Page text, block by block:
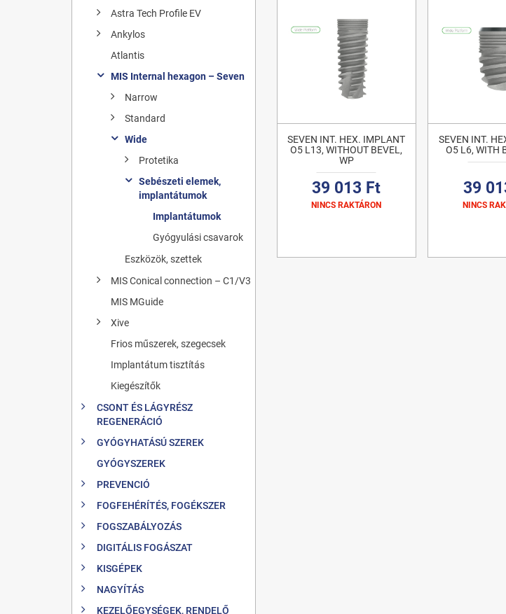
Astra Tech Profile EV
Ankylos
Atlantis
MIS Internal hexagon – Seven
Narrow
Standard
Wide
Protetika
Sebészeti elemek,
implantátumok
Implantátumok
Gyógyulási csavarok
Eszközök, szettek
MIS Conical connection – C1/V3
MIS MGuide
Xive
Frios műszerek, szegecsek
Implantátum tisztítás
Kiegészítők
CSONT ÉS LÁGYRÉSZ
REGENERÁCIÓ
GYÓGYHATÁSÚ SZEREK
GYÓGYSZEREK
PREVENCIÓ
FOGFEHÉRÍTÉS, FOGÉKSZER
FOGSZABÁLYOZÁS
DIGITÁLIS FOGÁSZAT
KISGÉPEK
NAGYÍTÁS
KEZELŐEGYSÉGEK, RENDELŐ
SEVEN INT. HEX. IMPLANT
O5 L13, WITHOUT BEVEL,
WP
39 013 Ft
NINCS RAKTÁRON
SEVEN INT.
O5 L6, WITH
39
NINCS